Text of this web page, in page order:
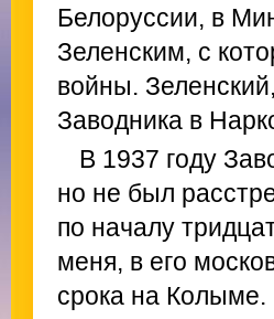
Белоруссии, в
Зеленским, с
войны.
Заводника в
В 1937 году
но не был
по началу
меня, в его
срока на Колыме.